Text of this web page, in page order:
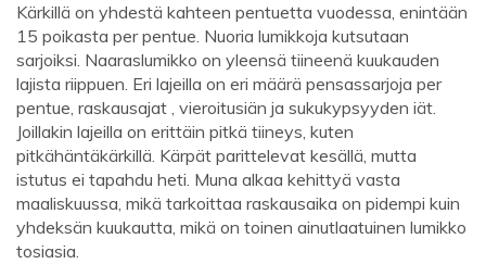
Kärkillä on yhdestä kahteen pentuetta vuodessa, enintään
15 poikasta per pentue. Nuoria lumikkoja kutsutaan
sarjoiksi. Naaraslumikko on yleensä tiineenä kuukauden
lajista riippuen. Eri lajeilla on eri määrä pensassarjoja per
pentue, raskausajat , vieroitusiän ja sukukypsyyden iät.
Joillakin lajeilla on erittäin pitkä tiineys, kuten
pitkähäntäkärkillä. Kärpät parittelevat kesällä, mutta
istutus ei tapahdu heti. Muna alkaa kehittyä vasta
maaliskuussa, mikä tarkoittaa raskausaika on pidempi kuin
yhdeksän kuukautta, mikä on toinen ainutlaatuinen lumikko
tosiasia.